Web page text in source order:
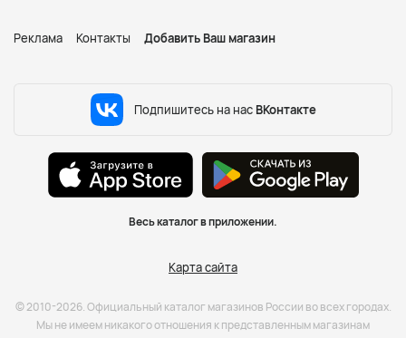
Реклама Контакты Добавить Ваш магазин
Подпишитесь на нас ВКонтакте
Весь каталог в приложении.
Карта сайта
© 2010-2026. Официальный каталог магазинов России во всех городах.
Мы не имеем никакого отношения к представленным магазинам